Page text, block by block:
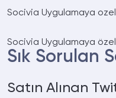
Socivia Uygulamaya
Socivia Uygulamaya
Sık Sorulan
Satın Alınan